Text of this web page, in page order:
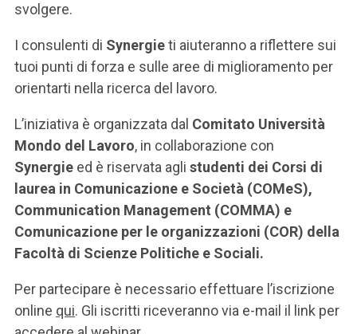
svolgere.
I consulenti di Synergieti aiuteranno a riflettere sui
tuoi punti di forza e sulle aree di miglioramento per
orientarti nella ricerca del lavoro.
L’iniziativa è organizzata dal Comitato Università
Mondo del Lavoro, in collaborazione con
Synergie ed è riservata agli studenti dei Corsi di
laurea in Comunicazione e Società (COMeS),
Communication Management (COMMA) e
Comunicazione per le organizzazioni (COR) della
Facoltà di Scienze Politiche e Sociali.
Per partecipare è necessario effettuare l’iscrizione
online qui. Gli iscritti riceveranno via e-mail il link per